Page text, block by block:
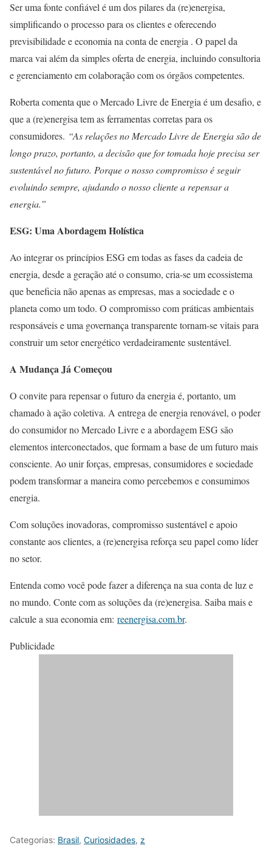
Ser uma fonte confiável é um dos pilares da (re)energisa,
simplificando o processo para os clientes e oferecendo
previsibilidade e economia na conta de energia . O papel da
marca vai além da simples oferta de energia, incluindo consultoria
e gerenciamento em colaboração com os órgãos competentes.
Roberta comenta que o Mercado Livre de Energia é um desafio, e
que a (re)energisa tem as ferramentas corretas para os
consumidores. “As relações no Mercado Livre de Energia são de
longo prazo, portanto, a decisão que for tomada hoje precisa ser
sustentável no futuro. Porque o nosso compromisso é seguir
evoluindo sempre, ajudando o nosso cliente a repensar a
energia.”
ESG: Uma Abordagem Holística
Ao integrar os princípios ESG em todas as fases da cadeia de
energia, desde a geração até o consumo, cria-se um ecossistema
que beneficia não apenas as empresas, mas a sociedade e o
planeta como um todo. O compromisso com práticas ambientais
responsáveis e uma governança transparente tornam-se vitais para
construir um setor energético verdadeiramente sustentável.
A Mudança Já Começou
O convite para repensar o futuro da energia é, portanto, um
chamado à ação coletiva. A entrega de energia renovável, o poder
do consumidor no Mercado Livre e a abordagem ESG são
elementos interconectados, que formam a base de um futuro mais
consciente. Ao unir forças, empresas, consumidores e sociedade
podem transformar a maneira como percebemos e consumimos
energia.
Com soluções inovadoras, compromisso sustentável e apoio
constante aos clientes, a (re)energisa reforça seu papel como líder
no setor.
Entenda como você pode fazer a diferença na sua conta de luz e
no mundo. Conte com as soluções da (re)energisa. Saiba mais e
calcule a sua economia em: reenergisa.com.br.
Publicidade
Categorias: Brasil, Curiosidades, z